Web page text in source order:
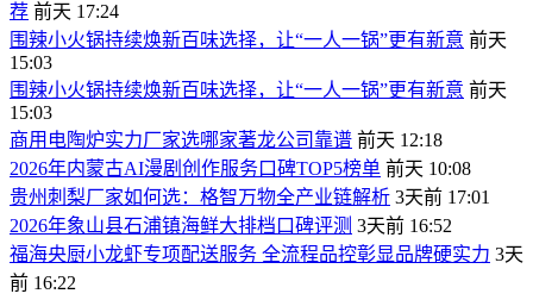
荐 前天 17:24
围辣小火锅持续焕新百味选择，让“一人一锅”更有新意 前天
15:03
围辣小火锅持续焕新百味选择，让“一人一锅”更有新意 前天
15:03
商用电陶炉实力厂家选哪家著龙公司靠谱 前天 12:18
2026年内蒙古AI漫剧创作服务口碑TOP5榜单 前天 10:08
贵州刺梨厂家如何选：格智万物全产业链解析 3天前 17:01
2026年象山县石浦镇海鲜大排档口碑评测 3天前 16:52
福海央厨小龙虾专项配送服务 全流程品控彰显品牌硬实力 3天
前 16:22